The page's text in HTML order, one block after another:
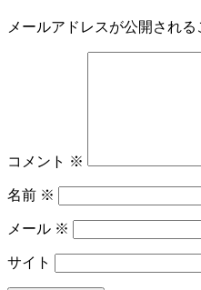
メールアドレスが公開される
コメント ※
名前 ※
メール ※
サイト